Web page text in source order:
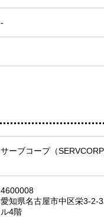
-
サーブコープ（SERVCORP
4600008
愛知県名古屋市中区栄3-2-
ル4階